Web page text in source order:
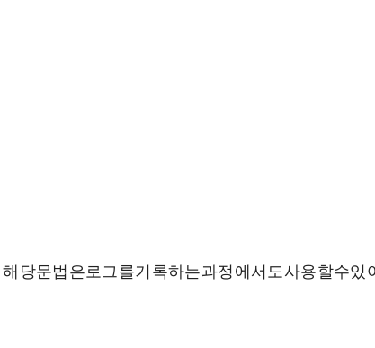
해 당문법 은로그를기 록하는과정 에 서 도사용할수있
법은 로그를기록하는과정에 서 도사용할 수있 어,‘